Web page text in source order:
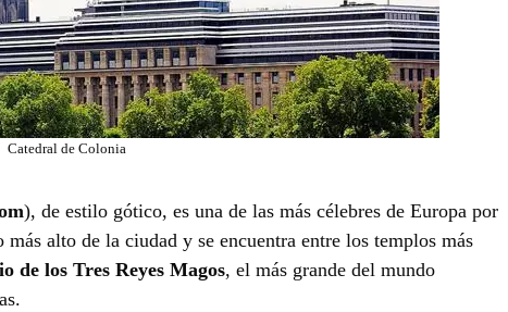
Catedral de Colonia
), de estilo gótico, es una de las más célebres de Europa por
alto de la ciudad y se encuentra entre los templos más
de los Tres Reyes Magos, el más grande del mundo